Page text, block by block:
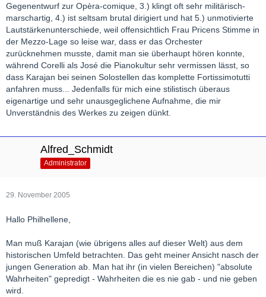
Gegenentwurf zur Opèra-comique, 3.) klingt oft sehr militärisch-
marschartig, 4.) ist seltsam brutal dirigiert und hat 5.) unmotivierte
Lautstärkenunterschiede, weil offensichtlich Frau Pricens Stimme in
der Mezzo-Lage so leise war, dass er das Orchester
zurücknehmen musste, damit man sie überhaupt hören konnte,
während Corelli als José die Pianokultur sehr vermissen lässt, so
dass Karajan bei seinen Solostellen das komplette Fortissimotutti
anfahren muss... Jedenfalls für mich eine stilistisch überaus
eigenartige und sehr unausgeglichene Aufnahme, die mir
Unverständnis des Werkes zu zeigen dünkt.
Alfred_Schmidt
Administrator
29. November 2005
Hallo Philhellene,
Man muß Karajan (wie übrigens alles auf dieser Welt) aus dem
historischen Umfeld betrachten. Das geht meiner Ansicht nasch der
jungen Generation ab. Man hat ihr (in vielen Bereichen) "absolute
Wahrheiten" gepredigt - Wahrheiten die es nie gab - und nie geben
wird.